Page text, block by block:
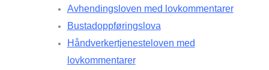
Avhendingsloven med lovkommentarer
Bustadoppføringslova
Håndverkertjenesteloven med
lovkommentarer